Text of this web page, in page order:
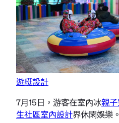
遊艇設計
7月15日，游客在室內冰親
生社區室內設計界休閑娛樂。